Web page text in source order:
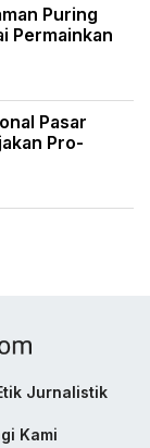
Puring
Permainkan
Pasar
Pro-
Jurnalistik
Kami